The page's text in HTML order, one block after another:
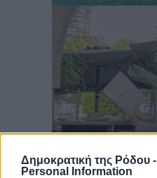
Δημοκρατική της Ρόδου -
Personal Information